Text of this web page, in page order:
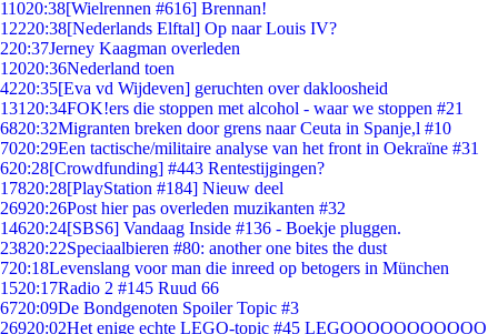
11020:38[Wielrennen #616] Brennan!
12220:38[Nederlands Elftal] Op naar Louis IV?
220:37Jerney Kaagman overleden
12020:36Nederland toen
4220:35[Eva vd Wijdeven] geruchten over dakloosheid
131 20:34FOK!ers die stoppen met alcohol - waar we stoppen #21
6820:32Migranten breken door grens naar Ceuta in Spanje,l #10
7020:29Een tactische/militaire analyse van het front in Oekraïne #31
620:28[Crowdfunding] #443 Rentestijgingen?
17820:28[PlayStation #184] Nieuw deel
26920:26Post hier pas overleden muzikanten #32
14620:24[SBS6] Vandaag Inside #136 - Boekje pluggen.
23820:22Speciaalbieren #80: another one bites the dust
720:18Levenslang voor man die inreed op betogers in München
1520:17Radio 2 #145 Ruud 66
6720:09De Bondgenoten Spoiler Topic #3
26920:02Het enige echte LEGO-topic #45 LEGOOOOOOOOOOO